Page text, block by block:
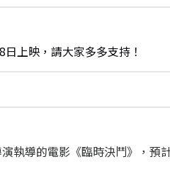
上映，請大家多多支持！
執導的電影《臨時決鬥》，預